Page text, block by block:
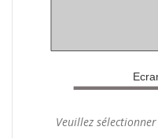
siègesVeuillez